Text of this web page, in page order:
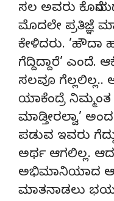
ಸಲ ಅವರು
ಮೊದಲೇ ಪ್ರತಿಜ್ಞೆ
ಕೇಳಿದರು. ’ಹೌದಾ
ಗೆದ್ದಿದ್ದಾರೆ’ ಎಂದೆ.
ಸಲವೂ ಗೆಲ್ಲಲಿಲ್ಲ..
ಯಾಕೆಂದ್ರೆ
ಮಾಡ್ತೀರಲ್ವಾ’
ಪಡುವ ಇವರು
ಅರ್ಥ ಆಗಲಿಲ್ಲ.
ಅಭಿಮಾನಿಯಾದ ಆ
ಮಾತನಾಡಲು